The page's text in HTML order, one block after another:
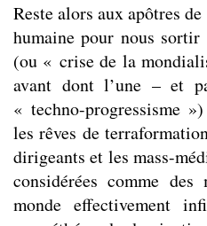
Reste alors aux apôtres
humaine pour nous
(ou « crise de la
avant dont l’une – et
« techno-progressisme
les rêves de
dirigeants et les mass-
considérées comme
monde effectivement